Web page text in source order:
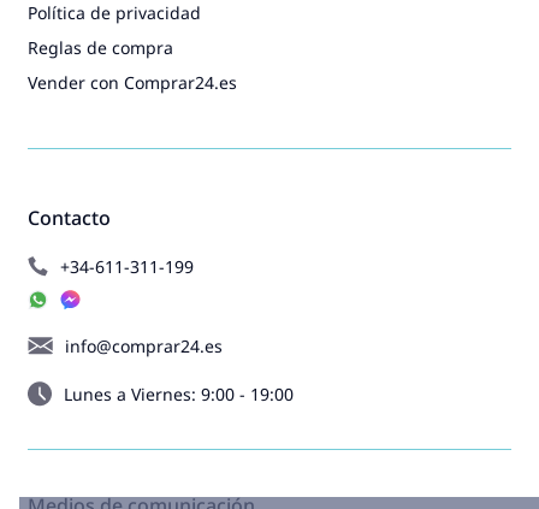
Contacto
+34-611-311-199
info@comprar24.es
Lunes a Viernes: 9:00 - 19:00
Política de privacidad
Reglas de compra
Vender con Comprar24.es